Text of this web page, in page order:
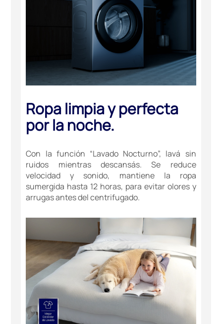
Ropa limpia y perfecta
por la noche.
Con la función “Lavado Nocturno”, lavá sin
ruidos mientras descansás. Se reduce
velocidad y sonido, mantiene la ropa
sumergida hasta 12 horas, para evitar olores y
arrugas antes del centrifugado.